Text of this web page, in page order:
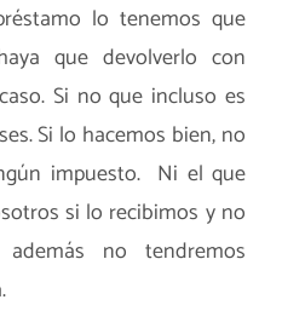
lo tenemos que
que devolverlo con
Si no que incluso es
Si lo hacemos bien, no
impuesto. Ni el que
si lo recibimos y no
no tendremos